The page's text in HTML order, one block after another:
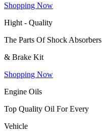
Shopping Now
Hight - Quality
The Parts Of Shock Absorbers
& Brake Kit
Shopping Now
Engine Oils
Top Quality Oil For Every
Vehicle